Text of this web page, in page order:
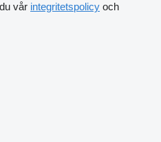
vår integritetspolicy och